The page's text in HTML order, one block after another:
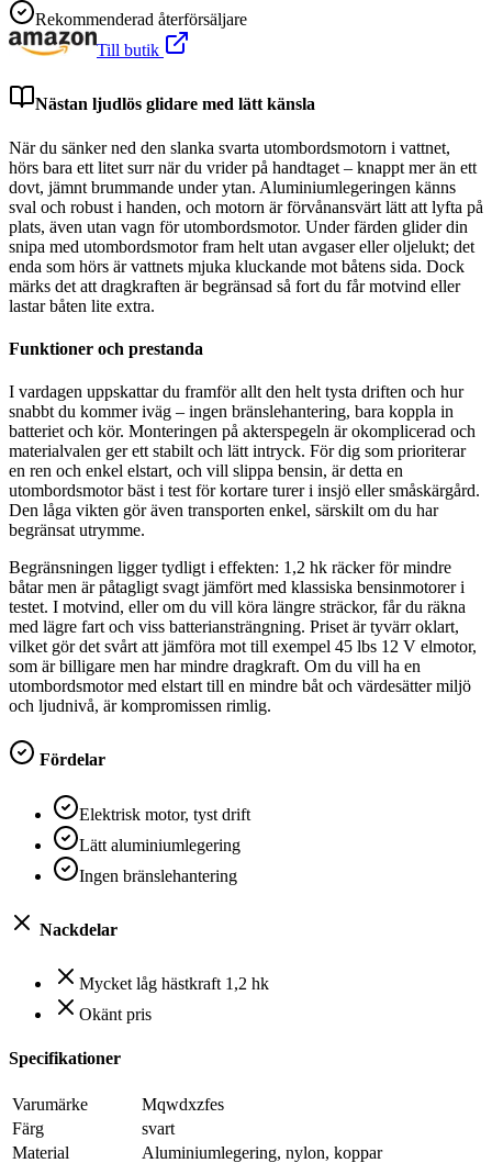
Rekommenderad återförsäljare
Till butik
Nästan ljudlös glidare med lätt känsla
När du sänker ned den slanka svarta utombordsmotorn i vattnet,
hörs bara ett litet surr när du vrider på handtaget – knappt mer än ett
dovt, jämnt brummande under ytan. Aluminiumlegeringen känns
sval och robust i handen, och motorn är förvånansvärt lätt att lyfta på
plats, även utan vagn för utombordsmotor. Under färden glider din
snipa med utombordsmotor fram helt utan avgaser eller oljelukt; det
enda som hörs är vattnets mjuka kluckande mot båtens sida. Dock
märks det att dragkraften är begränsad så fort du får motvind eller
lastar båten lite extra.
Funktioner och prestanda
I vardagen uppskattar du framför allt den helt tysta driften och hur
snabbt du kommer iväg – ingen bränslehantering, bara koppla in
batteriet och kör. Monteringen på akterspegeln är okomplicerad och
materialvalen ger ett stabilt och lätt intryck. För dig som prioriterar
en ren och enkel elstart, och vill slippa bensin, är detta en
utombordsmotor bäst i test för kortare turer i insjö eller småskärgård.
Den låga vikten gör även transporten enkel, särskilt om du har
begränsat utrymme.
Begränsningen ligger tydligt i effekten: 1,2 hk räcker för mindre
båtar men är påtagligt svagt jämfört med klassiska bensinmotorer i
testet. I motvind, eller om du vill köra längre sträckor, får du räkna
med lägre fart och viss batteriansträngning. Priset är tyvärr oklart,
vilket gör det svårt att jämföra mot till exempel 45 lbs 12 V elmotor,
som är billigare men har mindre dragkraft. Om du vill ha en
utombordsmotor med elstart till en mindre båt och värdesätter miljö
och ljudnivå, är kompromissen rimlig.
Fördelar
Elektrisk motor, tyst drift
Lätt aluminiumlegering
Ingen bränslehantering
Nackdelar
Mycket låg hästkraft 1,2 hk
Okänt pris
Specifikationer
Varumärke
Mqwdxzfes
Färg
svart
Material
Aluminiumlegering, nylon, koppar